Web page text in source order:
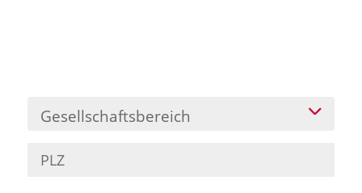
Karriere
Presse
Gesellschaftsbereich